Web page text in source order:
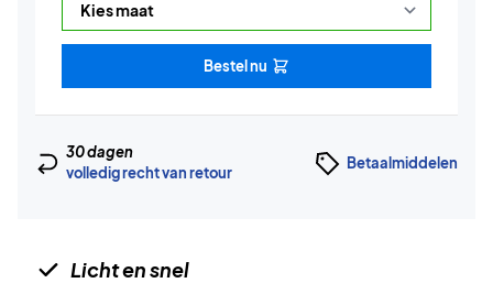
Bestel nu
30 dagen
volledig recht van retour
Betaalmiddelen
Licht en snel